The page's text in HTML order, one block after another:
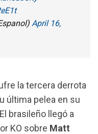
April 16,
la tercera derrota
última pelea en su
brasileño llegó a
KO sobre Matt